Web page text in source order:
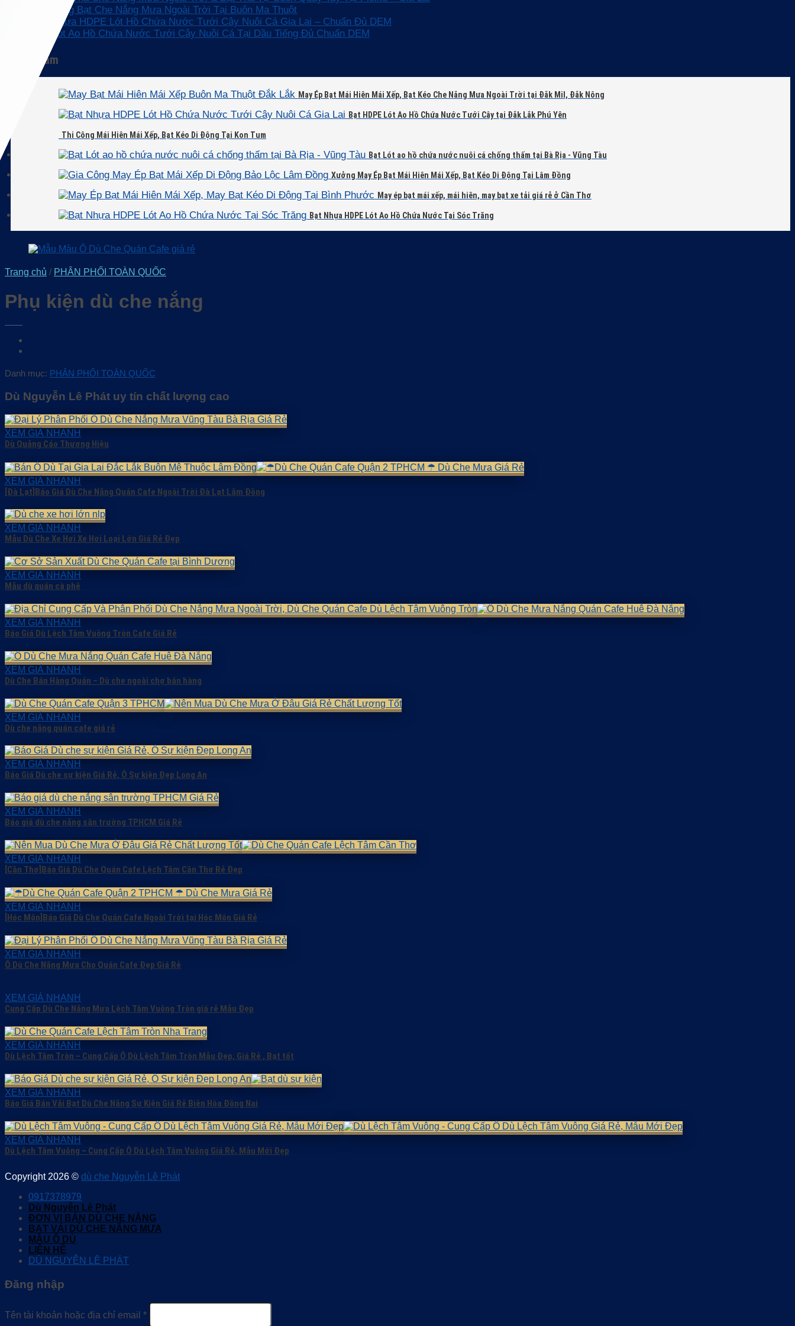
Thi Công Bạt Che Nắng Mưa Ngoài Trời Tại Buôn Ma Thuột
Bạt Nhựa HDPE Lót Hồ Chứa Nước Tưới Cây Nuôi Cá Gia Lai – Chuẩn Đủ DEM
Bạt Lót Ao Hồ Chứa Nước Tưới Cây Nuôi Cá Tại Dầu Tiếng Đủ Chuẩn DEM
Sản phẩm
May Ép Bạt Mái Hiên Mái Xếp, Bạt Kéo Che Nắng Mưa Ngoài Trời tại Đắk Mil, Đắk Nông
Bạt HDPE Lót Ao Hồ Chứa Nước Tưới Cây tại Đắk Lắk Phú Yên
Thi Công Mái Hiên Mái Xếp, Bạt Kéo Di Động Tại Kon Tum
Bạt Lót ao hồ chứa nước nuôi cá chống thấm tại Bà Rịa - Vũng Tàu
Xưởng May Ép Bạt Mái Hiên Mái Xếp, Bạt Kéo Di Động Tại Lâm Đồng
May ép bạt mái xếp, mái hiên, may bạt xe tải giá rẻ ở Cần Thơ
Bạt Nhựa HDPE Lót Ao Hồ Chứa Nước Tại Sóc Trăng
Trang chủ / PHÂN PHỐI TOÀN QUỐC
Phụ kiện dù che nắng
Danh mục: PHÂN PHỐI TOÀN QUỐC
Dù Nguyễn Lê Phát uy tín chất lượng cao
XEM GIÁ NHANH
Dù Quảng Cáo Thương Hiệu
XEM GIÁ NHANH
[Đà Lạt]Báo Giá Dù Che Nắng Quán Cafe Ngoài Trời Đà Lạt Lâm Đồng
XEM GIÁ NHANH
Mẫu Dù Che Xe Hơi Xe Hơi Loại Lớn Giá Rẻ Đẹp
XEM GIÁ NHANH
Mẫu dù quán cà phê
XEM GIÁ NHANH
Báo Giá Dù Lệch Tâm Vuông Tròn Cafe Giá Rẻ
XEM GIÁ NHANH
Dù Che Bán Hàng Quán – Dù che ngoài chợ bán hàng
XEM GIÁ NHANH
Dù che nắng quán cafe giá rẻ
XEM GIÁ NHANH
Báo Giá Dù che sự kiện Giá Rẻ, Ô Sự kiện Đẹp Long An
XEM GIÁ NHANH
Báo giá dù che nắng sân trường TPHCM Giá Rẻ
XEM GIÁ NHANH
[Cần Thơ]Báo Giá Dù Che Quán Cafe Lệch Tâm Cần Thơ Rẻ Đẹp
XEM GIÁ NHANH
[Hóc Môn]Báo Giá Dù Che Quán Cafe Ngoài Trời tại Hóc Môn Giá Rẻ
XEM GIÁ NHANH
Ô Dù Che Nắng Mưa Cho Quán Cafe Đẹp Giá Rẻ
XEM GIÁ NHANH
Cung Cấp Dù Che Nắng Mưa Lệch Tâm Vuông Tròn giá rẻ Mẫu Đẹp
XEM GIÁ NHANH
Dù Lệch Tâm Tròn – Cung Cấp Ô Dù Lệch Tâm Tròn Mẫu Đẹp, Giá Rẻ , Bạt tốt
XEM GIÁ NHANH
Báo Giá Bán Vải Bạt Dù Che Nắng Sự Kiện Giá Rẻ Biên Hòa Đồng Nai
XEM GIÁ NHANH
Dù Lệch Tâm Vuông – Cung Cấp Ô Dù Lệch Tâm Vuông Giá Rẻ, Mẫu Mới Đẹp
Copyright 2026 © dù che Nguyễn Lê Phát
0917378979
Dù Nguyễn Lê Phát
ĐƠN VỊ BÁN DÙ CHE NẮNG
BẠT VẢI DÙ CHE NẮNG MƯA
MẪU Ô DÙ
LIÊN HỆ
DÙ NGUYỄN LÊ PHÁT
Đăng nhập
Tên tài khoản hoặc địa chỉ email *